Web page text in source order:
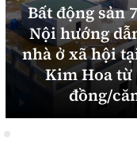
Bất động sản
Nội hướng
nhà ở xã hội
Kim Hoa từ
đồng/